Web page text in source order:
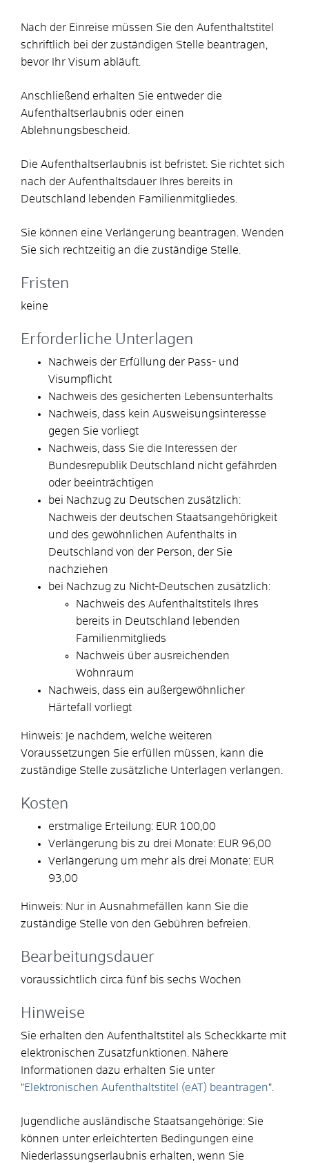
Nach der Einreise müssen Sie den Aufenthaltstitel
schriftlich bei der zuständigen Stelle beantragen,
bevor Ihr Visum abläuft.
Anschließend erhalten Sie entweder die
Aufenthaltserlaubnis oder einen
Ablehnungsbescheid.
Die Aufenthaltserlaubnis ist befristet. Sie richtet sich
nach der Aufenthaltsdauer Ihres bereits in
Deutschland lebenden Familienmitgliedes.
Sie können eine Verlängerung beantragen. Wenden
Sie sich rechtzeitig an die zuständige Stelle
Fristen
keine
Erforderliche Unterlagen
Nachweis der Erfüllung der Pass- und
Visumpflicht
Nachweis des gesicherten Lebensunterhalts
Nachweis, dass kein Ausweisungsinteresse
gegen Sie vorliegt
Nachweis, dass Sie die Interessen der
Bundesrepublik Deutschland nicht gefährden
oder beeinträchtigen
bei Nachzug zu Deutschen zusätzlich:
Nachweis der deutschen Staatsangehörigkeit
und des gewöhnlichen Aufenthalts in
Deutschland von der Person, der Sie
nachziehen
bei Nachzug zu Nicht-Deutschen zusätzlich:
Nachweis des Aufenthaltstitels Ihres
bereits in Deutschland lebenden
Familienmitglieds
Nachweis über ausreichenden
Wohnraum
Nachweis, dass ein außergewöhnlicher
Härtefall vorliegt
Hinweis: Je nachdem, welche weiteren
Voraussetzungen Sie erfüllen müssen, kann die
zuständige Stelle zusätzliche Unterlagen verlangen.
Kosten
erstmalige Erteilung: EUR 100,00
Verlängerung bis zu drei Monate: EUR 96,00
Verlängerung um mehr als drei Monate: EUR
93,00
Hinweis: Nur in Ausnahmefällen kann Sie die
zuständige Stelle von den Gebühren befreien.
Bearbeitungsdauer
voraussichtlich circa fünf bis sechs Wochen
Hinweise
Sie erhalten den Aufenthaltstitel als Scheckkarte mit
elektronischen Zusatzfunktionen. Nähere
Informationen dazu erhalten Sie unter
"Elektronischen Aufenthaltstitel (eAT) beantragen".
Jugendliche ausländische Staatsangehörige: Sie
können unter erleichterten Bedingungen eine
Niederlassungserlaubnis erhalten, wenn Sie